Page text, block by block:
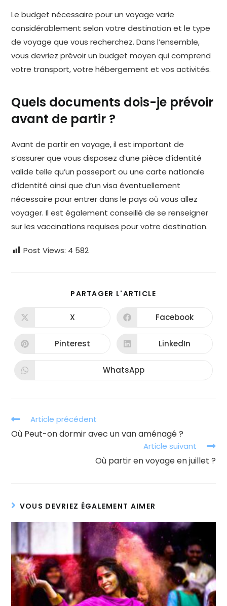
Le budget nécessaire pour un voyage varie
considérablement selon votre destination et le type
de voyage que vous recherchez. Dans l’ensemble,
vous devriez prévoir un budget moyen qui comprend
votre transport, votre hébergement et vos activités.
Quels documents dois-je prévoir
avant de partir ?
Avant de partir en voyage, il est important de
s’assurer que vous disposez d’une pièce d’identité
valide telle qu’un passeport ou une carte nationale
d’identité ainsi que d’un visa éventuellement
nécessaire pour entrer dans le pays où vous allez
voyager. Il est également conseillé de se renseigner
sur les vaccinations requises pour votre destination.
Post Views: 4 582
PARTAGER L'ARTICLE
CONTENU
Ouvrir
autre
fenêtre
X Ouvrir
autre
fenêtre
Facebook
Ouvrir
Pinterest Ouvrir
LinkedIn
Ouvrir
WhatsApp
Read
more
articles
Article précédent
Où Peut-on dormir avec un van aménagé ?
Article suivant
Où partir en voyage en juillet ?
VOUS DEVRIEZ ÉGALEMENT AIMER